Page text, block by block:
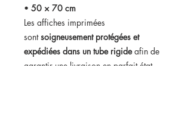
• 50 × 70 cm
Les affiches imprimées
sontsoigneusement protégées et
expédiées dans un tube rigideafin de
garantir une livraison en parfait état.